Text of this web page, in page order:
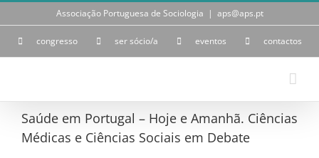
Skip
Associação Portuguesa de Sociologia | aps@aps.pt
congresso ser sócio/a eventos contactos
Saúde em Portugal – Hoje e Amanhã. Ciências
Médicas e Ciências Sociais em Debate